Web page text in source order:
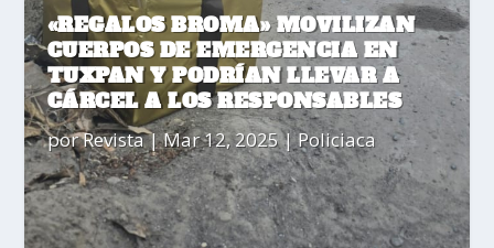
«REGALOS BROMA» MOVILIZAN
CUERPOS DE EMERGENCIA EN
TUXPAN Y PODRÍAN LLEVAR A
CÁRCEL A LOS RESPONSABLES
porRevista|Mar 12, 2025|Policiaca